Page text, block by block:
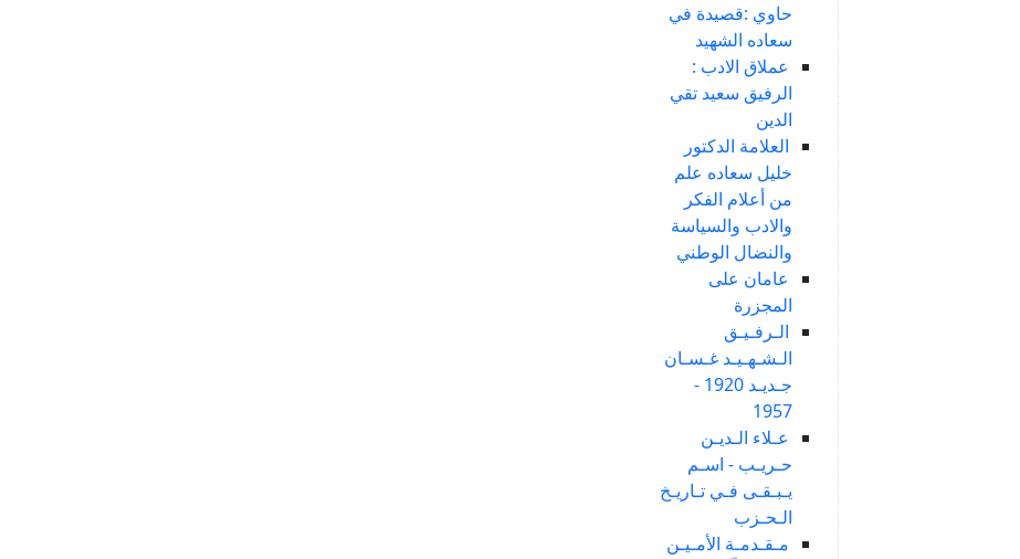
حاوي :قصيدة في
سعاده الشهيد
عملاق الادب :
الرفيق سعيد تقي
الدين
العلامة الدكتور
خليل سعاده علم
من أعلام الفكر
والادب والسياسة
والنضال الوطني
عامان على
المجزرة
الـرفـيـق
الـشـهـيـد غـسـان
جـديـد 1920 -
1957
عـلاء الـديـن
حـريـب - اسـم
يـبـقـى فـي تـاريـخ
الـحـزب
مـقـدمـة الأمـيـن